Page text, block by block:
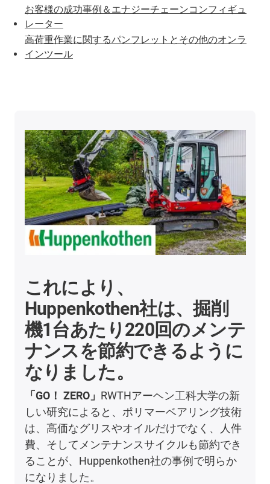
お客様の成功事例＆エナジーチェーンコンフィギュ
レーター
高荷重作業に関するパンフレットとその他のオンラ
インツール
これにより、
Huppenkothen社は、掘削
機1台あたり220回のメンテ
ナンスを節約できるように
なりました。
「GO！ ZERO」 RWTHアーヘン工科大学の新
しい研究によると、ポリマーベアリング技術
は、高価なグリスやオイルだけでなく、人件
費、そしてメンテナンスサイクルも節約でき
ることが、Huppenkothen社の事例で明らか
になりました。